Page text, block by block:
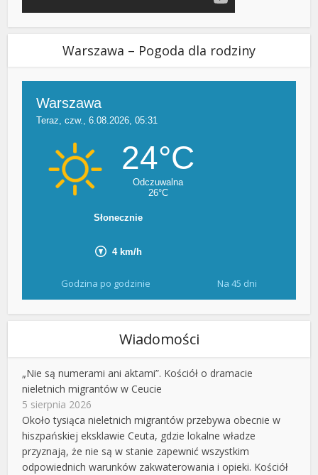
Warszawa – Pogoda dla rodziny
Godzina po godzinie Na 45 dni
Wiadomości
„Nie są numerami ani aktami”. Kościół o dramacie
nieletnich migrantów w Ceucie
5 sierpnia 2026
Około tysiąca nieletnich migrantów przebywa obecnie w
hiszpańskiej eksklawie Ceuta, gdzie lokalne władze
przyznają, że nie są w stanie zapewnić wszystkim
odpowiednich warunków zakwaterowania i opieki. Kościół